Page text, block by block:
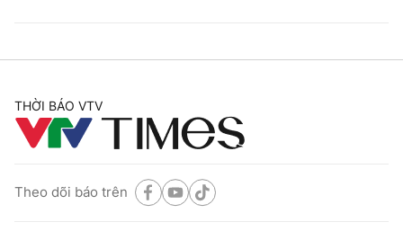
THỜI BÁO VTV
Theo dõi báo trên